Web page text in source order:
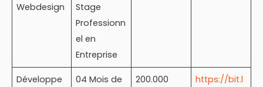
Webdesign
Stage
Professionn
el en
Entreprise
Développe
04 Mois de
200.000
https://bit.l